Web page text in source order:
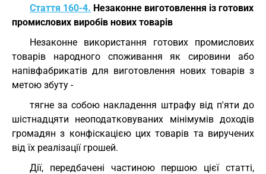
Стаття 160-4. Незаконне виготовлення із готових
промислових виробів нових товарів
Незаконне використання готових промислових
товарів народного споживання як сировини або
напівфабрикатів для виготовлення нових товарів з
метою збуту -
тягне за собою накладення штрафу від п'яти до
шістнадцяти неоподатковуваних мінімумів доходів
громадян з конфіскацією цих товарів та виручених
від їх реалізації грошей.
Дії, передбачені частиною першою цієї статті,